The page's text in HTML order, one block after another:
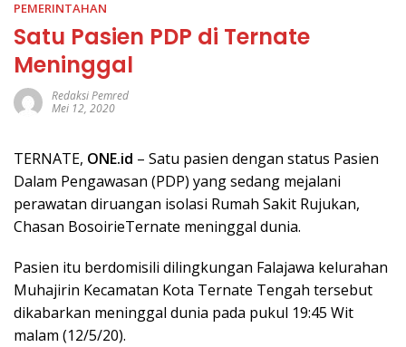
PEMERINTAHAN
Satu Pasien PDP di Ternate
Meninggal
Redaksi Pemred
Mei 12, 2020
TERNATE, ONE.id – Satu pasien dengan status Pasien
Dalam Pengawasan (PDP) yang sedang mejalani
perawatan diruangan isolasi Rumah Sakit Rujukan,
Chasan BosoirieTernate meninggal dunia.
Pasien itu berdomisili dilingkungan Falajawa kelurahan
Muhajirin Kecamatan Kota Ternate Tengah tersebut
dikabarkan meninggal dunia pada pukul 19:45 Wit
malam (12/5/20).